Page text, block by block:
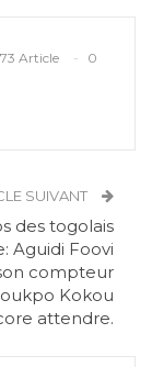
Article
0
SUIVANT
des togolais
Aguidi Foovi
compteur
Kokou
attendre.